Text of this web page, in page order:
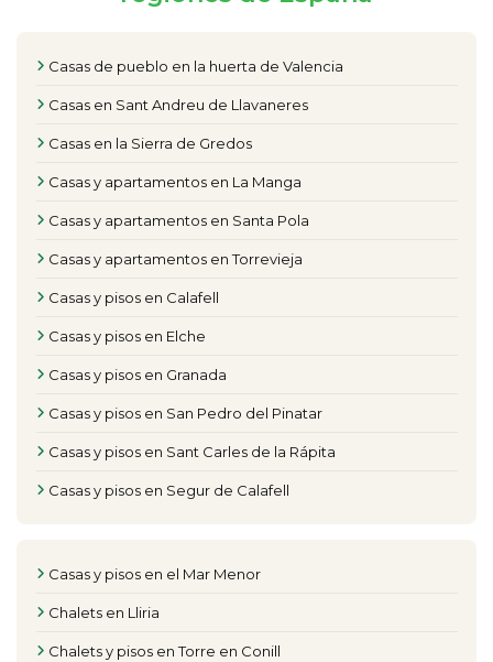
Casas de pueblo en la huerta de Valencia
Casas en Sant Andreu de Llavaneres
Casas en la Sierra de Gredos
Casas y apartamentos en La Manga
Casas y apartamentos en Santa Pola
Casas y apartamentos en Torrevieja
Casas y pisos en Calafell
Casas y pisos en Elche
Casas y pisos en Granada
Casas y pisos en San Pedro del Pinatar
Casas y pisos en Sant Carles de la Rápita
Casas y pisos en Segur de Calafell
Casas y pisos en el Mar Menor
Chalets en Lliria
Chalets y pisos en Torre en Conill